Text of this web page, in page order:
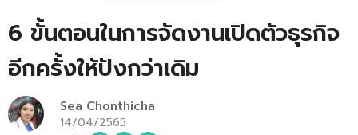
6 ขั้นตอนในการจัดงานเปิดตัวธุรกิจ
อีกครั้งให้ปังกว่าเดิม
Sea Chonthicha
14/04/2565